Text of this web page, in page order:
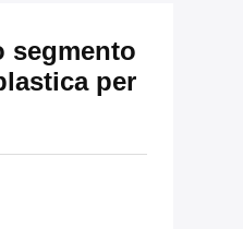
segmento
per